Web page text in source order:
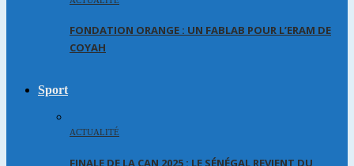
FONDATION ORANGE : UN FABLAB POUR L’ERAM DE
COYAH
Sport
ACTUALITÉ
FINALE DE LA CAN 2025 : LE SÉNÉGAL REVIENT DU